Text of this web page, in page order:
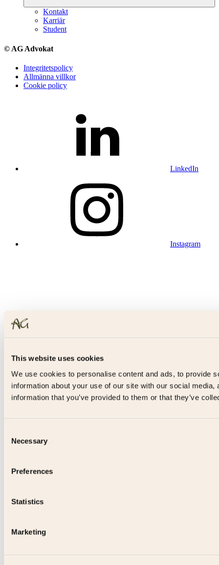
This website uses cookies
We use cookies to personalise content and ads, to provide
information about your use of our site with our social
information that you’ve provided to them or that they’ve
Selection
Necessary
Preferences
Statistics
Marketing
Kontakt
Karriär
Student
© AG Advokat
Integritetspolicy
Allmänna villkor
Cookie policy
LinkedIn
Instagram